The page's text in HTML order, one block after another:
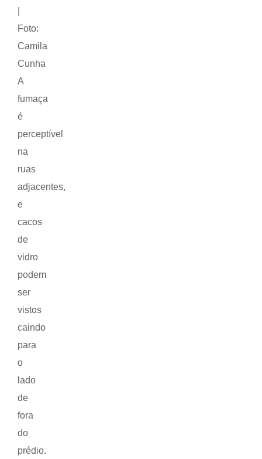
Foto:
Camila
Cunha
A
fumaça
é
perceptível
na
ruas
adjacentes,
e
cacos
de
vidro
podem
ser
vistos
caindo
para
o
lado
de
fora
do
prédio.